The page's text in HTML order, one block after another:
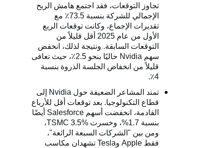
تجاوز التوقعات، فقد اجتمع هامش الربح
الإجمالي للشركة بنسبة 73.5٪ مع
تقديرات الإجماع، وكانت توقعات الربع
الأول من عام 2025 أقل قليلاً من
التوقعات السابقة. ونتيجة لذلك، انخفض
سهم Nvidia
حاليًا بنحو 2.5٪، حيث تعافى
قليلاً من انخفاض الجلسة الذروة بنسبة
4٪.
تمتد المشاعر الضعيفة حول Nvidia
إلى
قطاع التكنولوجيا. بعد توقعات أقل للأرباع
القادمة، انخفضت أسهم Salesforce أيضًا
بنسبة 1.7%، وخسرت
TSMC 3.5%،
ومن بين "الشركات السبعة الرائعة"،
فقط Apple وTesla تشهدان مكاسب